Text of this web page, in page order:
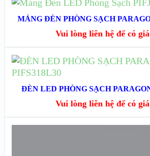
XEM NHANH
XEM CHI TIẾT
MÁNG ĐÈN PHÒNG SẠCH
Vui lòng liên hệ để có
XEM NHANH
ĐỌC TIẾP
ĐÈN LED PHÒNG SẠCH
Vui lòng liên hệ để có